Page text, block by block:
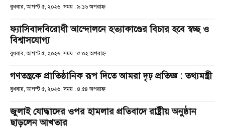
বুধবার, আগস্ট ৫, ২০২৬; সময় : ৯:১৬ অপরাহ্ণ
ফ্যাসিবাদবিরোধী আন্দোলনে হত্যাকাণ্ডের বিচার হবে স্বচ্ছ ও
বিশ্বাসযোগ্য
বুধবার, আগস্ট ৫, ২০২৬; সময় : ৫:০২ অপরাহ্ণ
গণতন্ত্রকে প্রাতিষ্ঠানিক রূপ দিতে আমরা দৃঢ় প্রতিজ্ঞ : তথ্যমন্ত্রী
বুধবার, আগস্ট ৫, ২০২৬; সময় : ৪:৫৪ অপরাহ্ণ
জুলাই যোদ্ধাদের ওপর হামলার প্রতিবাদে রাষ্ট্রীয় অনুষ্ঠান
ছাড়লেন আখতার